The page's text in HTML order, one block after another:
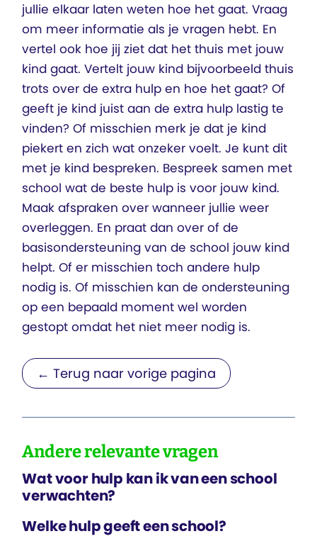
jullie elkaar laten weten hoe het gaat. Vraag
om meer informatie als je vragen hebt. En
vertel ook hoe jij ziet dat het thuis met jouw
kind gaat. Vertelt jouw kind bijvoorbeeld thuis
trots over de extra hulp en hoe het gaat? Of
geeft je kind juist aan de extra hulp lastig te
vinden? Of misschien merk je dat je kind
piekert en zich wat onzeker voelt. Je kunt dit
met je kind bespreken. Bespreek samen met
school wat de beste hulp is voor jouw kind.
Maak afspraken over wanneer jullie weer
overleggen. En praat dan over of de
basisondersteuning van de school jouw kind
helpt. Of er misschien toch andere hulp
nodig is. Of misschien kan de ondersteuning
op een bepaald moment wel worden
gestopt omdat het niet meer nodig is.
← Terug naar vorige pagina
Andere relevante vragen
Wat voor hulp kan ik van een school
verwachten?
Welke hulp geeft een school?